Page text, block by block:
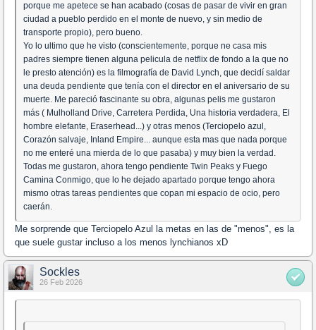
porque me apetece se han acabado (cosas de pasar de vivir en gran
ciudad a pueblo perdido en el monte de nuevo, y sin medio de
transporte propio), pero bueno.
Yo lo ultimo que he visto (conscientemente, porque ne casa mis
padres siempre tienen alguna pelicula de netflix de fondo a la que no
le presto atención) es la filmografía de David Lynch, que decidí saldar
una deuda pendiente que tenía con el director en el aniversario de su
muerte. Me pareció fascinante su obra, algunas pelis me gustaron
más ( Mulholland Drive, Carretera Perdida, Una historia verdadera, El
hombre elefante, Eraserhead...) y otras menos (Terciopelo azul,
Corazón salvaje, Inland Empire... aunque esta mas que nada porque
no me enteré una mierda de lo que pasaba) y muy bien la verdad.
Todas me gustaron, ahora tengo pendiente Twin Peaks y Fuego
Camina Conmigo, que lo he dejado apartado porque tengo ahora
mismo otras tareas pendientes que copan mi espacio de ocio, pero
caerán.
Me sorprende que Terciopelo Azul la metas en las de "menos", es la
que suele gustar incluso a los menos lynchianos xD
Sockles
26 Feb 2026